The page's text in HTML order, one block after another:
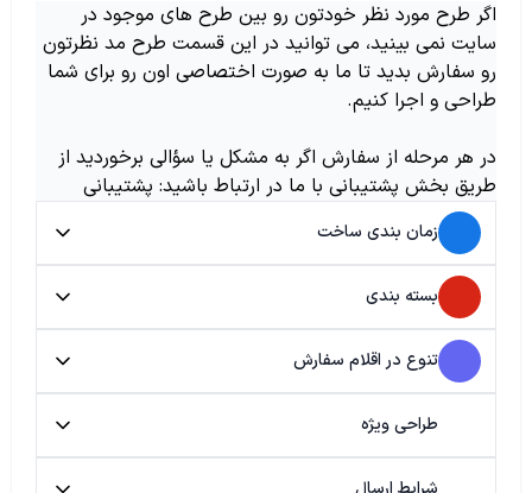
اگر طرح مورد نظر خودتون رو بین طرح های موجود در
سایت نمی بینید، می توانید در این قسمت طرح مد نظرتون
رو سفارش بدید تا ما به صورت اختصاصی اون رو برای شما
طراحی و اجرا کنیم.
در هر مرحله از سفارش اگر به مشکل یا سؤالی برخوردید از
طریق بخش پشتیبانی با ما در ارتباط باشید: پشتیبانی
زمان بندی ساخت
بسته بندی
تنوع در اقلام سفارش
طراحی ویژه